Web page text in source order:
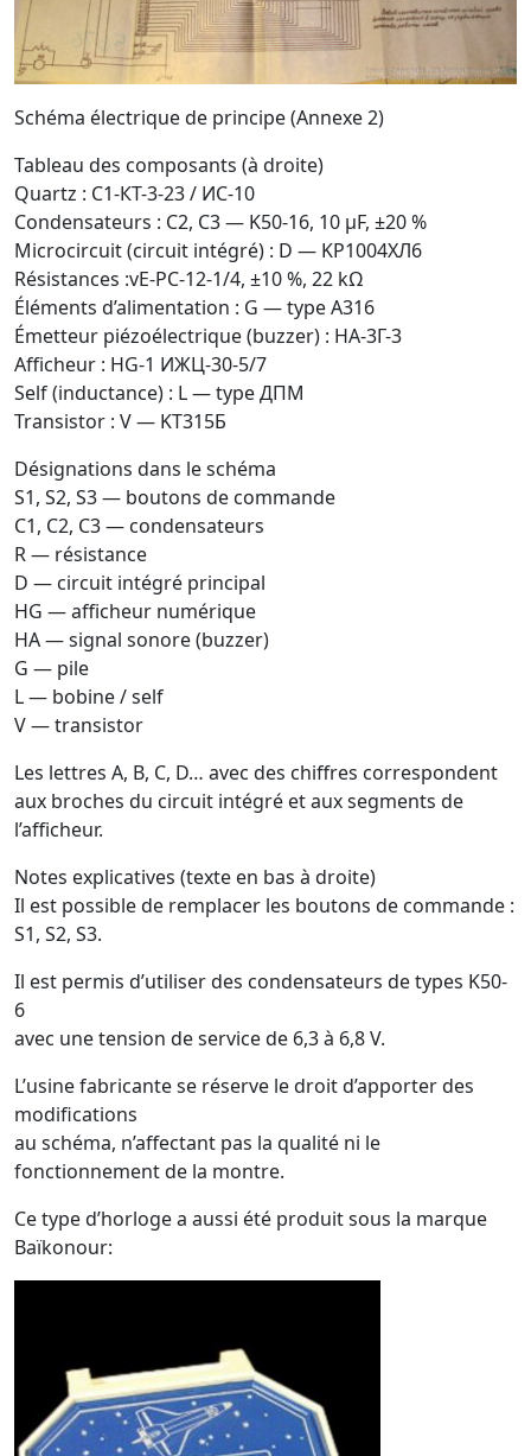
Schéma électrique de principe (Annexe 2)
Tableau des composants (à droite)
Quartz : С1-КТ-3-23 / ИС-10
Condensateurs : C2, C3 — K50-16, 10 µF, ±20 %
Microcircuit (circuit intégré) : D — KР1004ХЛ6
Résistances :vE-PC-12-1/4, ±10 %, 22 kΩ
Éléments d’alimentation : G — type A316
Émetteur piézoélectrique (buzzer) : HA-3Г-3
Afficheur : HG-1 ИЖЦ-30-5/7
Self (inductance) : L — type ДПМ
Transistor : V — KT315Б
Désignations dans le schéma
S1, S2, S3 — boutons de commande
C1, C2, C3 — condensateurs
R — résistance
D — circuit intégré principal
HG — afficheur numérique
HA — signal sonore (buzzer)
G — pile
L — bobine / self
V — transistor
Les lettres A, B, C, D… avec des chiffres correspondent
aux broches du circuit intégré et aux segments de
l’afficheur.
Notes explicatives (texte en bas à droite)
Il est possible de remplacer les boutons de commande :
S1, S2, S3.
Il est permis d’utiliser des condensateurs de types K50-
6
avec une tension de service de 6,3 à 6,8 V.
L’usine fabricante se réserve le droit d’apporter des
modifications
au schéma, n’affectant pas la qualité ni le
fonctionnement de la montre.
Ce type d’horloge a aussi été produit sous la marque
Baïkonour: